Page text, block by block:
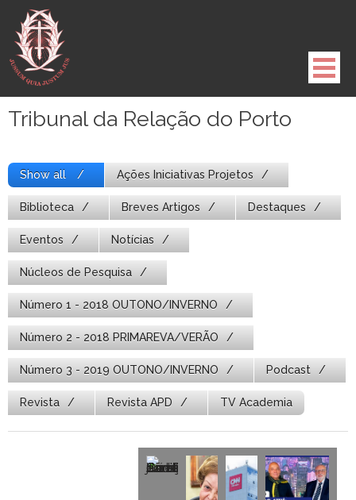
para
conteúdo
Tribunal da Relação do Porto
Show all Ações Iniciativas Projetos
Biblioteca Breves Artigos Destaques
Eventos Notícias
Núcleos de Pesquisa
Número 1 - 2018 OUTONO/INVERNO
Número 2 - 2018 PRIMAREVA/VERÃO
Número 3 - 2019 OUTONO/INVERNO Podcast
Revista Revista APD TV Academia